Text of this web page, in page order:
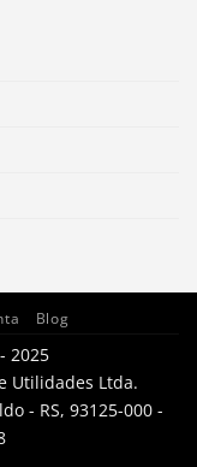
Blog
2025
Utilidades Ltda.
- RS, 93125-000 -